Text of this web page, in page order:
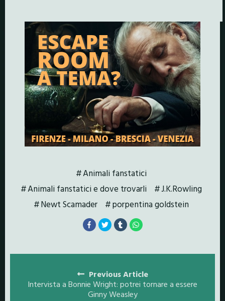
Animali fanstatici
Animali fanstatici e dove trovarli
J.K.Rowling
Newt Scamader
porpentina goldstein
navigation
Previous Article
Intervista a Bonnie Wright: potrei tornare a essere
Ginny Weasley